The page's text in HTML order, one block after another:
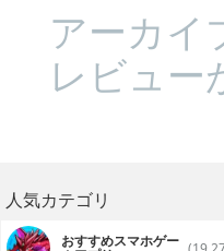
アーカイ
レビュー
人気カテゴリ
おすすめスマホゲー